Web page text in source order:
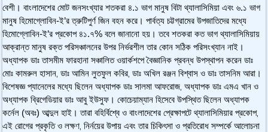
বেশী। বাংলাদেশের মোট জনসংখ্যার শতকরা ৪.১ ভাগ মানুষ বিটা থ্যালাসিমিয়া এবং ৬.১ ভাগ
মানুষ হিমোগ্লোবিন-ই’র ত্রুটিপুর্ণ জিন বহন করে। পার্বত্য চট্টগ্রামের উপজাতিদের মধ্যে
হিমোগ্লোবিন-ই’র প্রকোপ ৪১.৭% বলে জানানো হয়। তবে শতকরা কত ভাগ থ্যালাসিমিয়ায়
আক্রান্ত মানুষ রক্ত পরিসঞ্চালনের উপর নির্ভরশীল তার কোন সঠিক পরিসংখ্যান নাই।
অধ্যাপক ডাঃ তাসমীম ফারহানা সঞ্চালিত ওয়ার্কশপে বৈজ্ঞানিক প্রবন্ধ উপস্থাপন করেন ডাঃ
মোঃ কামরুল হাসান,ডাঃ আমিন লুতফুল কবির,ডাঃ অখিল রঞ্জন বিশ্বাস ও ডাঃ তাসনিম আরা।
বিশেষজ্ঞ প্যানেলের মধ্যে ছিলেন অধ্যাপক ডাঃ সালমা আফরোজ,অধ্যাপক ডাঃ এমএ খান ও
অধ্যাপক ব্রিগেডিয়ার ডাঃ আবু ইউসুফ। কোচেয়াম্যান হিসেবে উপস্থিত ছিলেন অধ্যাপক
কর্নেল (অবঃ) আব্দুল হাই। তারা বহির্বিশ্বে ও বাংলাদেশের প্রেক্ষাপটে থ্যালাসিমিয়ার প্রকোপ,
এই রোগের প্রকৃতি ও লক্ষণ,নির্নয়ের উপায় এবং তার চিকিৎসা ও প্রতিরোধ সম্পর্কে আলোচনা